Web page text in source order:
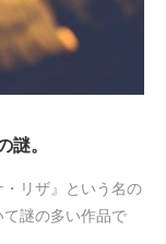
謎。
リザ』という名の
謎の多い作品で